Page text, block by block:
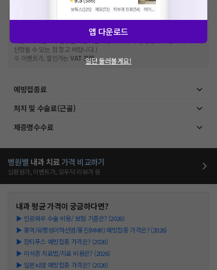
추가비용 등으로 실제 가격과 상이할 수 있으니, 정확
한 가격은 해당 의료기관에 직접 문의해주세요.
건강보험심사평가원에 고지되어 있는 급여 진료 기준 가
산정될 수 있는 점 참고 바랍니다.)
※ 이벤트가, 할인가는VAT 포함
예방접종료
처치 및 수술료(근골)
제증명수수료
병원별 내과 치료가격 비교하기
심평원가, 이벤트가, 모두닥 리뷰가 등
내과평균 가격이 궁금하다면?
▶ 인공와우 수술 비용/ 보험 기준은? (2026)
▶ 홍역/유행성이하선염/풍진(MMR) 예방접종 가격은? (2026)
▶ 장티푸스 예방접종 가격은? (2026)
▶ 이석증 치료법/치료 비용은? (2026)
▶ 일본뇌염 예방접종 가격은? (2026)
앱 다운로드
일단 둘러볼게요!